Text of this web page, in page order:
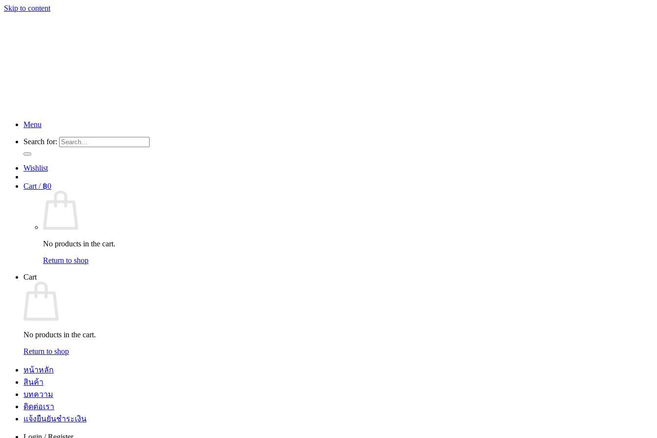
Skip to content
Menu
Search for:
Wishlist
Cart / ฿0
No products in the cart.
Return to shop
Cart
No products in the cart.
Return to shop
หน้าหลัก
สินค้า
บทความ
ติดต่อเรา
แจ้งยืนยันชำระเงิน